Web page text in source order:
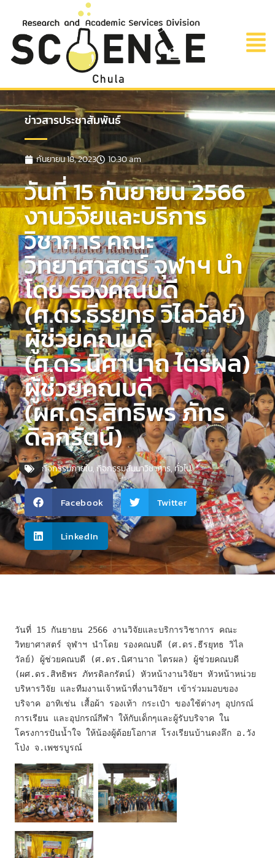
ข่าวสารประชาสัมพันธ์
กันยายน 18, 2023 10:30 am
วันที่ 15 กันยายน 2566
งานวิจัยและบริการ
วิชาการ คณะ
วิทยาศาสตร์ จุฬาฯ นำ
โดย รองคณบดี
(ศ.ดร.ธีรยุทธ วิไลวัลย์)
ผู้ช่วยคณบดี
(ศ.ดร.นิศานาถ ไตรผล)
ผู้ช่วยคณบดี
(ผศ.ดร.สิทธิพร ภัทร
ดิลกรัตน์)
กิจกรรมภายใน,กิจกรรมสัมนาวิชาการ​,ทั่วไป
Facebook Twitter
LinkedIn
วันที่ 15 กันยายน 2566 งานวิจัยและบริการวิชาการ คณะ
วิทยาศาสตร์ จุฬาฯ นำโดย รองคณบดี (ศ.ดร.ธีรยุทธ วิไล
วัลย์) ผู้ช่วยคณบดี (ศ.ดร.นิศานาถ ไตรผล) ผู้ช่วยคณบดี
(ผศ.ดร.สิทธิพร ภัทรดิลกรัตน์) หัวหน้างานวิจัยฯ หัวหน้าหน่วย
บริหารวิจัย และทีมงานเจ้าหน้าที่งานวิจัยฯ เข้าร่วมมอบของ
บริจาค อาทิเช่น เสื้อผ้า รองเท้า กระเป๋า ของใช้ต่างๆ อุปกรณ์
การเรียน และอุปกรณ์กีฬา ให้กับเด็กๆและผู้รับบริจาค ใน
โครงการปันน้ำใจ ให้น้องผู้ด้อยโอกาส โรงเรียนบ้านดงลึก อ.วัง
โป่ง จ.เพชรบูรณ์